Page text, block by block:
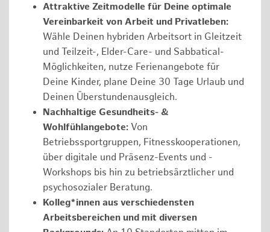
Attraktive Zeitmodelle für Deine optimale
Vereinbarkeit von Arbeit und Privatleben:
Wähle Deinen hybriden Arbeitsort in Gleitzeit
und Teilzeit-, Elder-Care- und Sabbatical-
Möglichkeiten, nutze Ferienangebote für
Deine Kinder, plane Deine 30 Tage Urlaub und
Deinen Überstundenausgleich.
Nachhaltige Gesundheits- &
Wohlfühlangebote: Von
Betriebssportgruppen, Fitnesskooperationen,
über digitale und Präsenz-Events und -
Workshops bis hin zu betriebsärztlicher und
psychosozialer Beratung.
Kolleg*innen aus verschiedensten
Arbeitsbereichen und mit diversen